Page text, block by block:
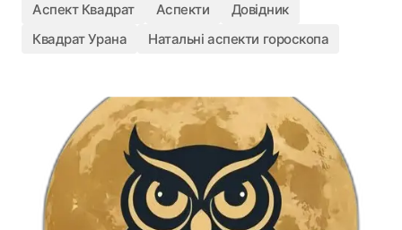
Аспект Квадрат Аспекти
Довідник
Квадрат Урана
Натальні аспекти гороскопа